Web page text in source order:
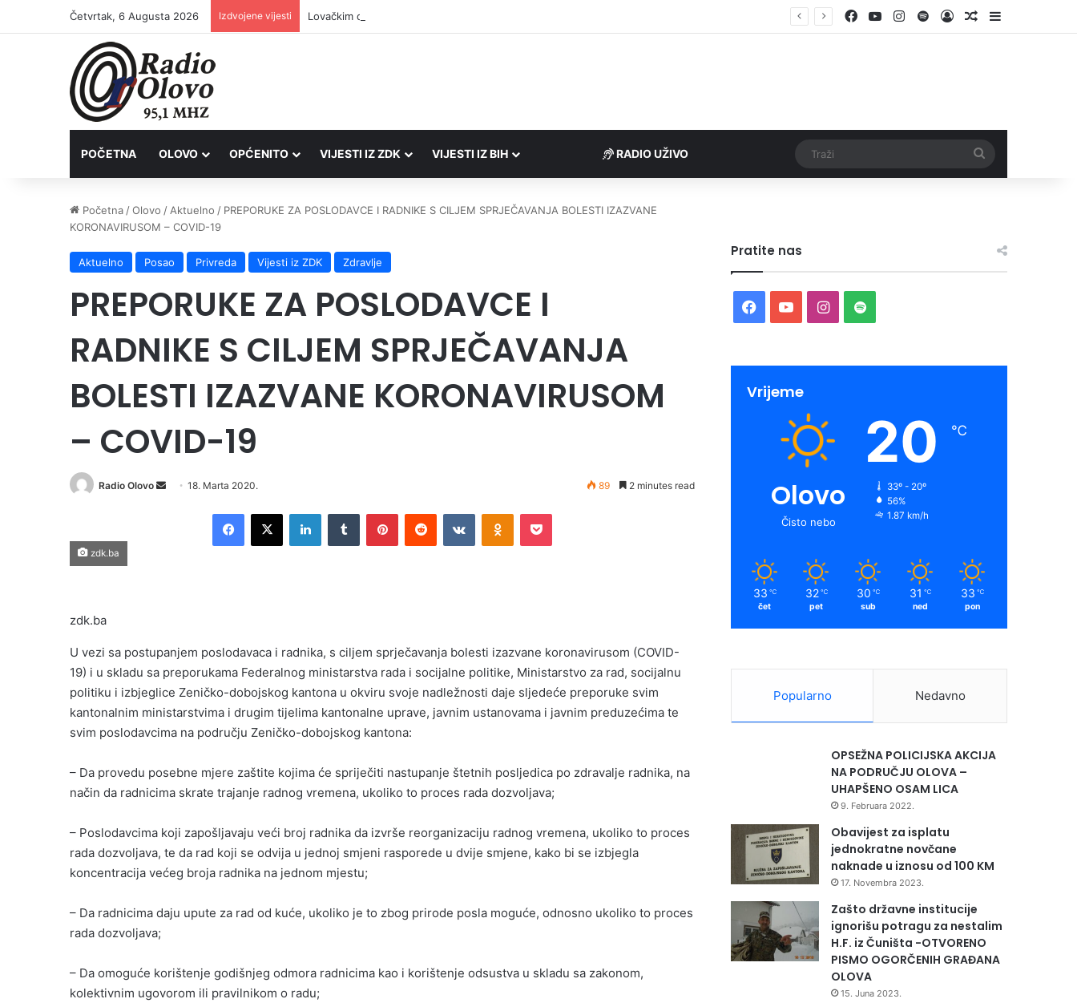
Četvrtak, 6 Augusta 2026 Izdvojene vijesti Lovačkim društvima podrška u iznosu od 138.000 KM Facebook
YouTubeInstagram
SpotifyLog InRandom Article
Sidebar
POČETNA OLOVO OPĆENITO VIJESTI IZ ZDK VIJESTI IZ BIH RADIO UŽIVO
Početna /Olovo / Aktuelno / PREPORUKE ZA POSLODAVCE I RADNIKE S CILJEM SPRJEČAVANJA BOLESTI IZAZVANE
KORONAVIRUSOM – COVID-19
Aktuelno Posao Privreda Vijesti iz ZDK Zdravlje
PREPORUKE ZA POSLODAVCE I
RADNIKE S CILJEM SPRJEČAVANJA
BOLESTI IZAZVANE KORONAVIRUSOM
– COVID-19
Radio Olovo
Send18. Marta 2020. 89 2 minutes read
Facebook
X LinkedInTumblr PinterestReddit VKontakteOdnoklassniki
Pocket
zdk.ba
zdk.ba
U vezi sa postupanjem poslodavaca i radnika, s ciljem sprječavanja bolesti izazvane koronavirusom (COVID-
19) i u skladu sa preporukama Federalnog ministarstva rada i socijalne politike, Ministarstvo za rad, socijalnu
politiku i izbjeglice Zeničko-dobojskog kantona u okviru svoje nadležnosti daje sljedeće preporuke svim
kantonalnim ministarstvima i drugim tijelima kantonalne uprave, javnim ustanovama i javnim preduzećima te
svim poslodavcima na području Zeničko-dobojskog kantona:
– Da provedu posebne mjere zaštite kojima će spriječiti nastupanje štetnih posljedica po zdravalje radnika, na
način da radnicima skrate trajanje radnog vremena, ukoliko to proces rada dozvoljava;
– Poslodavcima koji zapošljavaju veći broj radnika da izvrše reorganizaciju radnog vremena, ukoliko to proces
rada dozvoljava, te da rad koji se odvija u jednoj smjeni rasporede u dvije smjene, kako bi se izbjegla
koncentracija većeg broja radnika na jednom mjestu;
– Da radnicima daju upute za rad od kuće, ukoliko je to zbog prirode posla moguće, odnosno ukoliko to proces
rada dozvoljava;
– Da omoguće korištenje godišnjeg odmora radnicima kao i korištenje odsustva u skladu sa zakonom,
kolektivnim ugovorom ili pravilnikom o radu;
Pratite nas
Facebook
YouTubeInstagram
Spotify
Vrijeme
Olovo
Čisto nebo
20 ℃
33º - 20º
56%
1.87 km/h
33 ℃
čet
32 ℃
pet
30 ℃
sub
31 ℃
ned
33 ℃
pon
Popularno Nedavno
OPSEŽNA POLICIJSKA AKCIJA
NA PODRUČJU OLOVA –
UHAPŠENO OSAM LICA
9. Februara 2022.
Obavijest za isplatu
jednokratne novčane
naknade u iznosu od 100 KM
17. Novembra 2023.
Zašto državne institucije
ignorišu potragu za nestalim
H.F. iz Čuništa -OTVORENO
PISMO OGORČENIH GRAĐANA
OLOVA
15. Juna 2023.